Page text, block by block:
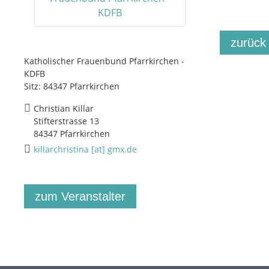
Katholischer Frauenbund Pfarrkirchen -
KDFB
Sitz: 84347 Pfarrkirchen
Christian Killar
Stifterstrasse 13
84347 Pfarrkirchen
killarchristina [at] gmx.de
zum Veranstalter